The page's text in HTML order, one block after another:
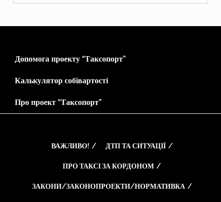
Допомога проекту “Таксопорт”
Калькулятор собівартості
Про проект “Таксопорт”
ВАЖЛИВО! ДТП ТА СИТУАЦІЇ
ПРО ТАКСІ ЗА КОРДОНОМ
ЗАКОНИ/ЗАКОНОПРОЕКТИ/НОРМАТИВКА